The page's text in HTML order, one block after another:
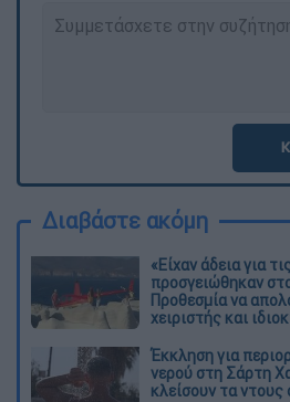
Διαβάστε ακόμη
«Είχαν άδεια για
προσγειώθηκαν
Προθεσμία να
χειριστής και
Έκκληση για
νερού στη Σάρτη
κλείσουν τα